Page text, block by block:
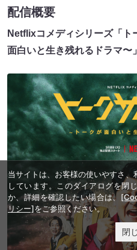
配信概要
Netflixコメディシリーズ「ト
面白いと生き残れるドラマ〜」
当サイトは、お客様の使いやすさ
しています。このダイアログを閉
か、詳細を確認したい場合は、
リシー]をご参照ください。
閉